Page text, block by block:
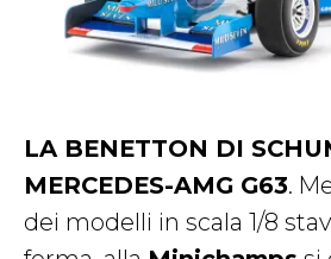
LA BENETTON DI
MERCEDES-AMG G63.
dei modelli in scala 1/8